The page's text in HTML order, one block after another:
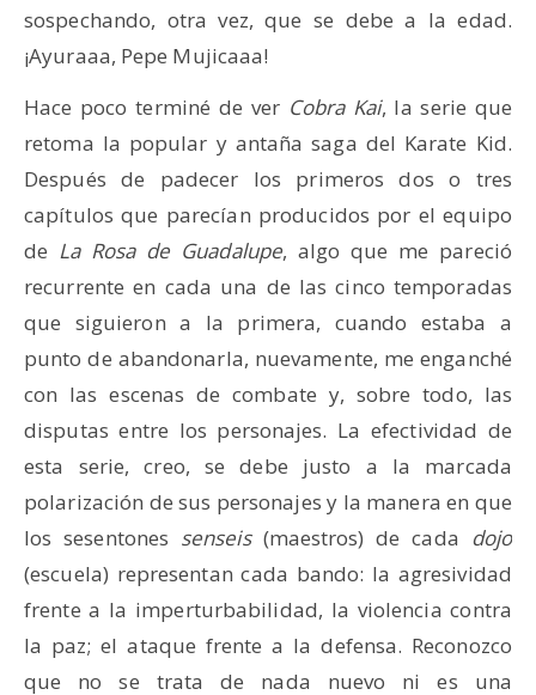
sospechando, otra vez, que se debe a la edad.
¡Ayuraaa, Pepe Mujicaaa!
Hace poco terminé de ver Cobra Kai, la serie que
retoma la popular y antaña saga del Karate Kid.
Después de padecer los primeros dos o tres
capítulos que parecían producidos por el equipo
de La Rosa de Guadalupe, algo que me pareció
recurrente en cada una de las cinco temporadas
que siguieron a la primera, cuando estaba a
punto de abandonarla, nuevamente, me enganché
con las escenas de combate y, sobre todo, las
disputas entre los personajes. La efectividad de
esta serie, creo, se debe justo a la marcada
polarización de sus personajes y la manera en que
los sesentones senseis (maestros) de cada dojo
(escuela) representan cada bando: la agresividad
frente a la imperturbabilidad, la violencia contra
la paz; el ataque frente a la defensa. Reconozco
que no se trata de nada nuevo ni es una